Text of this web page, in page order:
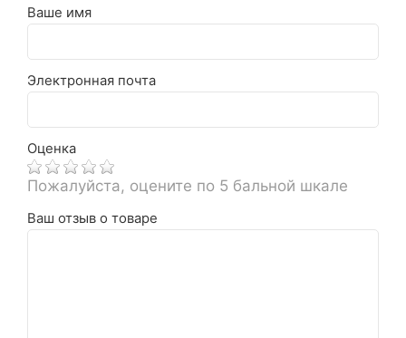
Ваше имя
Электронная почта
Оценка
Пожалуйста, оцените по 5 бальной шкале
Ваш отзыв о товаре